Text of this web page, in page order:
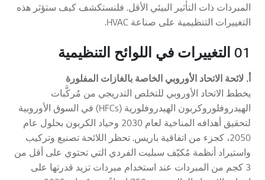
المبردات ذات التأثير البيئي الأقل. فلنستكشف كيف ستؤثر هذه
التغييرات التنظيمية على صناعة HVAC.
01 التغييرات في اللوائح التنظيمية
أ. لائحة الاتحاد الأوروبي الخاصة بالغازات المفلورة
يخطط الاتحاد الأوروبي للتخلص التدريجي من مُركَّبات
الهيدروفلوروكربون الهيدروفلورية (HFCs) في السوق الأوروبية
لتحقيق أهدافه المناخية لعام 2030 وحياد الكربون بحلول عام
2050، كجزء من اتفاقية باريس. تحظر اللائحة تصنيع وتركيب
واستيراد أنظمة مُكيّف سبليت الفردي التي تحتوي على أقل من
3 كجم من المبردات عند استخدام مبردات تزيد قدرتها على